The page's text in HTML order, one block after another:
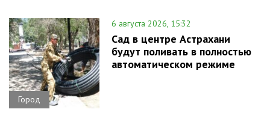
Город
6 августа 2026, 15:32
Сад в центре Астрахани
будут поливать в полностью
автоматическом режиме